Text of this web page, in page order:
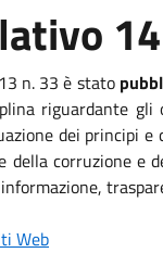
n. 33 è stato
riguardante
dei principi
della corruzione
Web